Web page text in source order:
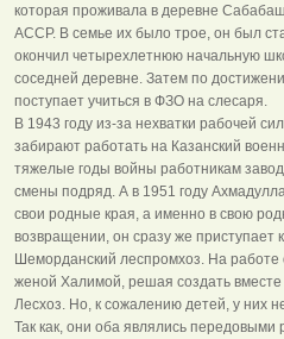
которая проживала в деревне
АССР. В семье их было трое, он был
окончил четырехлетнюю начальную
соседней деревне. Затем по
поступает учиться в ФЗО на слесаря.
В 1943 году из-за нехватки рабочей
забирают работать на Казанский
тяжелые годы войны работникам
смены подряд. А в 1951 году
свои родные края, а именно в свою
возвращении, он сразу же приступает
Шеморданский леспромхоз. На работе
женой Халимой, решая создать
Лесхоз. Но, к сожалению детей, у них
Так как, они оба являлись